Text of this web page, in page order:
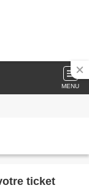
MENU
ticket